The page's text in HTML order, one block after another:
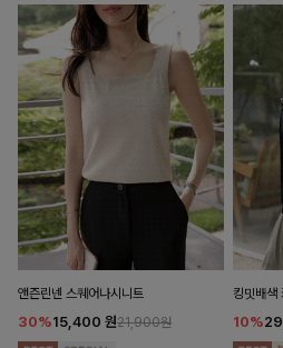
앤즌린넨 스퀘어나시니트
30%15,400 원21,900원
킹밋배색
10%